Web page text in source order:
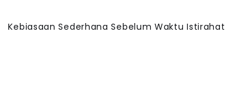
Kebiasaan Sederhana Sebelum Waktu Istirahat